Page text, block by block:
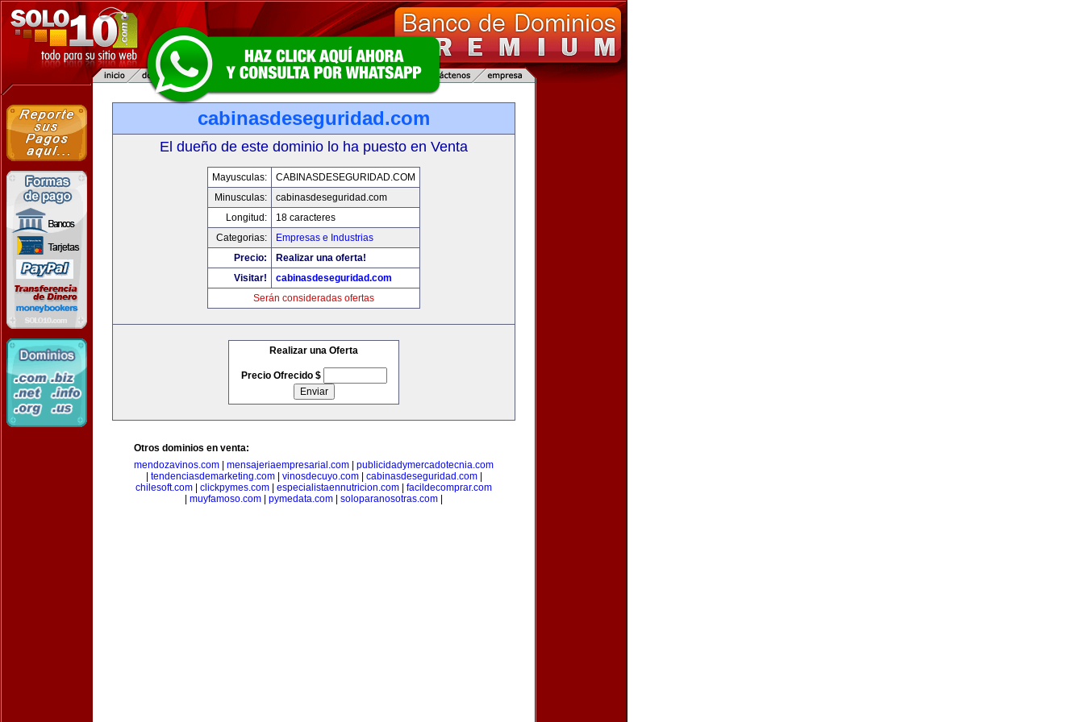
cabinasdeseguridad.com
El dueño de este dominio lo ha puesto en Venta
Mayusculas:
CABINASDESEGURIDAD.COM
Minusculas:
cabinasdeseguridad.com
Longitud:
18 caracteres
Categorias:
Empresas e Industrias
Precio:
Realizar una oferta!
Visitar!
cabinasdeseguridad.com
Serán consideradas ofertas
Realizar una Oferta
Precio Ofrecido $
Otros dominios en venta:
mendozavinos.com
mensajeriaempresarial.com
publicidadymercadotecnia.com
tendenciasdemarketing.com| vinosdecuyo.com| cabinasdeseguridad.com|
chilesoft.com
clickpymes.com especialistaennutricion.com
facildecomprar.com
muyfamoso.com pymedata.com soloparanosotras.com